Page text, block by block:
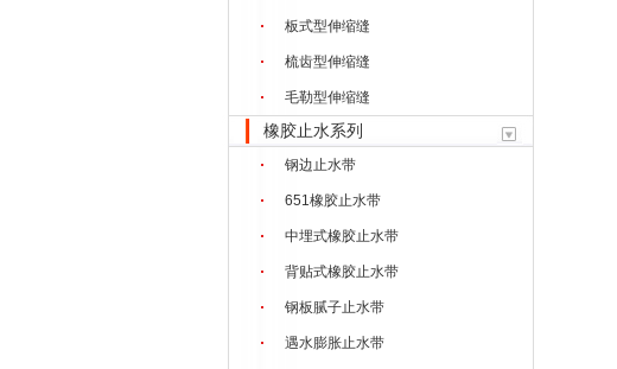
板式型伸缩缝
梳齿型伸缩缝
毛勒型伸缩缝
橡胶止水系列
钢边止水带
651橡胶止水带
中埋式橡胶止水带
背贴式橡胶止水带
钢板腻子止水带
遇水膨胀止水带